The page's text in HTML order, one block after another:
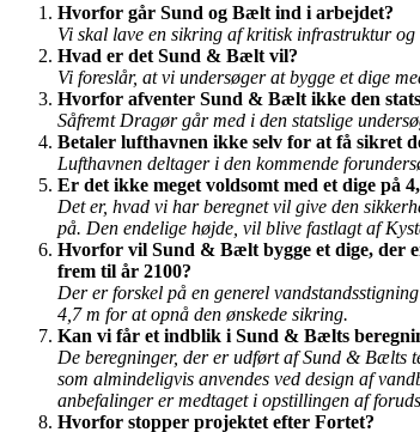
Hvorfor går Sund og Bælt ind i arbejdet?
Vi skal lave en sikring af kritisk infrastruktur
Hvad er det Sund & Bælt vil?
Vi foreslår, at vi undersøger at bygge et dige
Hvorfor afventer Sund & Bælt ikke den
Såfremt Dragør går med i den statslige
Betaler lufthavnen ikke selv for at få sikret
Lufthavnen deltager i den kommende
Er det ikke meget voldsomt med et dige på
Det er, hvad vi har beregnet vil give den
på. Den endelige højde, vil blive fastlagt af
Hvorfor vil Sund & Bælt bygge et dige, der
frem til år 2100?
Der er forskel på en generel
4,7 m for at opnå den ønskede sikring.
Kan vi får et indblik i Sund & Bælts
De beregninger, der er udført af Sund & Bælts
som almindeligvis anvendes ved design af
anbefalinger er medtaget i opstillingen af
Hvorfor stopper projektet efter Fortet?